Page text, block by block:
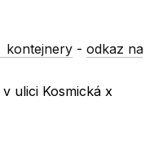
kontejnery -odkaz na
ulici Kosmická x